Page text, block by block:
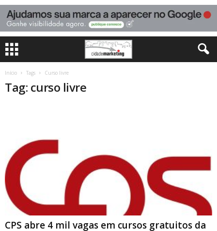
Início Tags Curso livre
Tag: curso livre
CPS abre 4 mil vagas em cursos gratuitos da